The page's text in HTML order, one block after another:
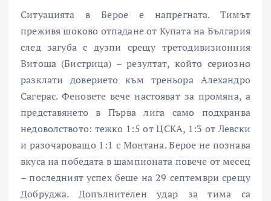
Ситуацията в Берое е напрегната. Тимът
преживя шоково отпадане от Купата на България
след загуба с дузпи срещу третодивизионния
Витоша (Бистрица) – резултат, който сериозно
разклати доверието към треньора Алехандро
Сагерас. Феновете вече настояват за промяна, а
представянето в Първа лига само подхранва
недоволството: тежко 1:5 от ЦСКА, 1:3 от Левски
и разочароващо 1:1 с Монтана. Берое не познава
вкуса на победата в шампионата повече от месец
– последният успех беше на 29 септември срещу
Добруджа. Допълнителен удар за тима са